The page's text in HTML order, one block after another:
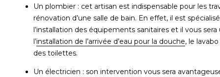
Un plombier : cet artisan est indispensable pour les
rénovation d’une salle de bain. En effet, il est
l’installation des équipements sanitaires et il vous
l’installation de l’arrivée d’eau pour la douche, le
des toilettes.
Un électricien : son intervention vous sera